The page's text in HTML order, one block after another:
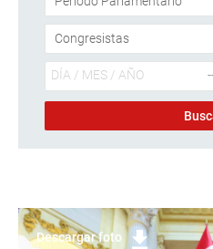
Descargar foto